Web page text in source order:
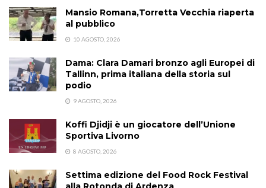
Mansio Romana,Torretta Vecchia riaperta
al pubblico
10 AGOSTO, 2026
Dama: Clara Damari bronzo agli Europei di
Tallinn, prima italiana della storia sul
podio
9 AGOSTO, 2026
Koffi Djidji è un giocatore dell’Unione
Sportiva Livorno
8 AGOSTO, 2026
Settima edizione del Food Rock Festival